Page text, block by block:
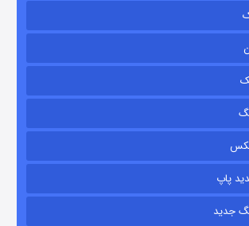
قسمت15 (دوبله) منتشر شد
پاپ
جدید